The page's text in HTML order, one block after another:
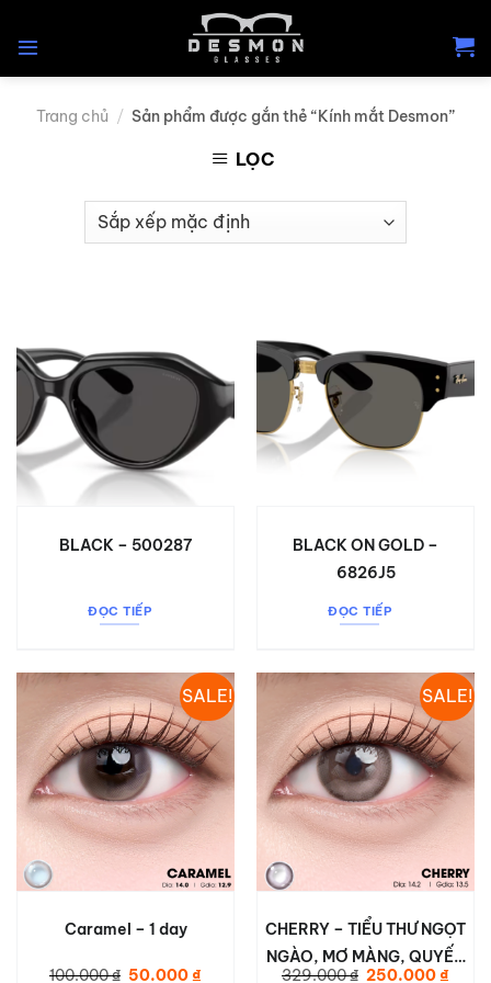
Trang chủ / Sản phẩm được gắn thẻ “Kính mắt Desmon”
LỌC
BLACK – 500287
ĐỌC TIẾP
BLACK ON GOLD –
6826J5
ĐỌC TIẾP
SALE!
Caramel – 1 day
100.000₫ Giá
50.000₫Giá
SALE!
CHERRY – TIỂU THƯ NGỌT
NGÀO, MƠ MÀNG, QUYẾN
329.000₫ Giá
250.000₫Giá